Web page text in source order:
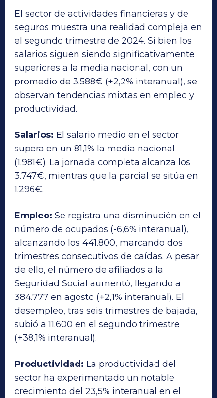
El sector de actividades financieras y de
seguros muestra una realidad compleja en
el segundo trimestre de 2024. Si bien los
salarios siguen siendo significativamente
superiores a la media nacional, con un
promedio de 3.588€ (+2,2% interanual), se
observan tendencias mixtas en empleo y
productividad.
Salarios: El salario medio en el sector
supera en un 81,1% la media nacional
(1.981€). La jornada completa alcanza los
3.747€, mientras que la parcial se sitúa en
1.296€.
Empleo: Se registra una disminución en el
número de ocupados (-6,6% interanual),
alcanzando los 441.800, marcando dos
trimestres consecutivos de caídas. A pesar
de ello, el número de afiliados a la
Seguridad Social aumentó, llegando a
384.777 en agosto (+2,1% interanual). El
desempleo, tras seis trimestres de bajada,
subió a 11.600 en el segundo trimestre
(+38,1% interanual).
Productividad: La productividad del
sector ha experimentado un notable
crecimiento del 23,5% interanual en el